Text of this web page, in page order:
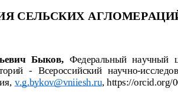
СЕЛЬСКИХ
Быков, Федеральный научный
- Всероссийский научно-
v. g .bykov@vniiesh .ru, https://orcid .org/